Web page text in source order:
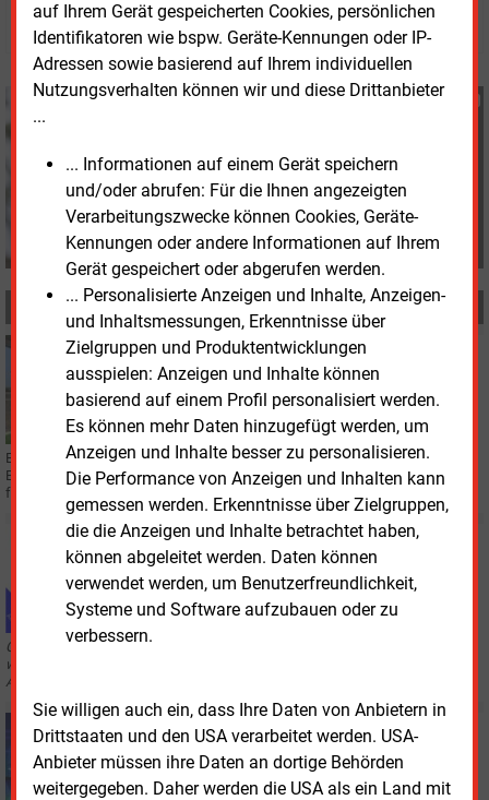
auf Ihrem Gerät gespeicherten Cookies, persönlichen
Identifikatoren wie bspw. Geräte-Kennungen oder IP-
Adressen sowie basierend auf Ihrem individuellen
Nutzungsverhalten können wir und diese Drittanbieter
...
... Informationen auf einem Gerät speichern
und/oder abrufen: Für die Ihnen angezeigten
Verarbeitungszwecke können Cookies, Geräte-
Kennungen oder andere Informationen auf Ihrem
Gerät gespeichert oder abgerufen werden.
... Personalisierte Anzeigen und Inhalte, Anzeigen-
und Inhaltsmessungen, Erkenntnisse über
Zielgruppen und Produktentwicklungen
ausspielen: Anzeigen und Inhalte können
basierend auf einem Profil personalisiert werden.
Es können mehr Daten hinzugefügt werden, um
Anzeigen und Inhalte besser zu personalisieren.
Die Performance von Anzeigen und Inhalten kann
gemessen werden. Erkenntnisse über Zielgruppen,
die die Anzeigen und Inhalte betrachtet haben,
können abgeleitet werden. Daten können
verwendet werden, um Benutzerfreundlichkeit,
Systeme und Software aufzubauen oder zu
verbessern.
Sie willigen auch ein, dass Ihre Daten von Anbietern in
Drittstaaten und den USA verarbeitet werden. USA-
Anbieter müssen ihre Daten an dortige Behörden
weitergegeben. Daher werden die USA als ein Land mit
© 2026 Energie & Management GmbH
Katia Meyer-Tien
und-management.de
MEHR ZUM THEMA
Montag, 20.04.2026, 12:54
POLITIK
Verbandsunterstützung in Netzpaketdebatte
EnBW und EWE haben Vorschläge für flexible Netzanschlüsse vorgelegt.
Branchenverbände BEE und BWE bewerten diese als Diskussionsgrundlage
für Anpassungen am geplanten Netzpaket.
Montag, 20.04.2026, 09:45
AUS DER AKUELLEN AUSGABE
Netz entscheidet über Wirtschaftlichkeit von
Batteriespeichern
Große Batteriespeicher sind zugleich Verbraucher und Erzeuger. Ob sie
wirtschaftlich funktionieren, entscheidet sich daher maßgeblich an
Anschlussbedingungen, Messkonzepten und Abgaben.
Donnerstag, 16.04.2026, 14:11
Energiespeicher und Rechenzentren als Partner